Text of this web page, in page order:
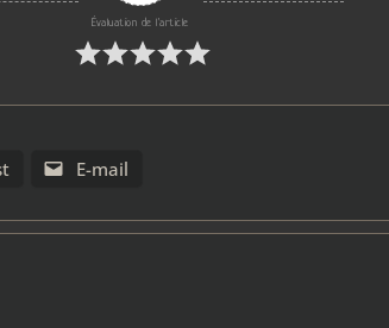
Évaluation de l'article
E-mail